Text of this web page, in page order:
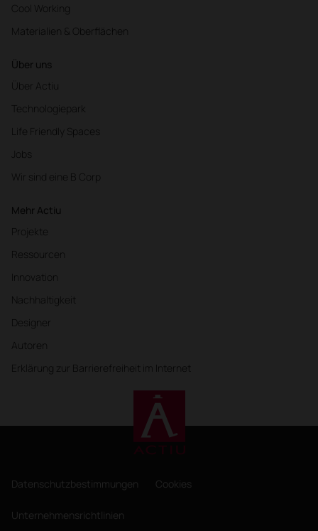
Cool Working
Materialien & Oberflächen
Über uns
Über Actiu
Technologiepark
Life Friendly Spaces
Jobs
Wir sind eine B Corp
Mehr Actiu
Projekte
Ressourcen
Innovation
Nachhaltigkeit
Designer
Autoren
Erklärung zur Barrierefreiheit im Internet
Datenschutzbestimmungen Cookies
Unternehmensrichtlinien